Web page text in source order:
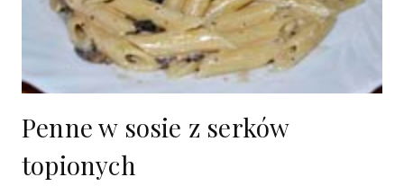
Penne w sosie z serków
topionych